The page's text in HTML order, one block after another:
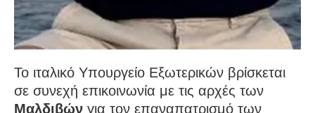
Το ιταλικό Υπουργείο Εξωτερικών βρίσκεται
σε συνεχή επικοινωνία με τις αρχές των
Μαλδιβών για τον επαναπατρισμό των